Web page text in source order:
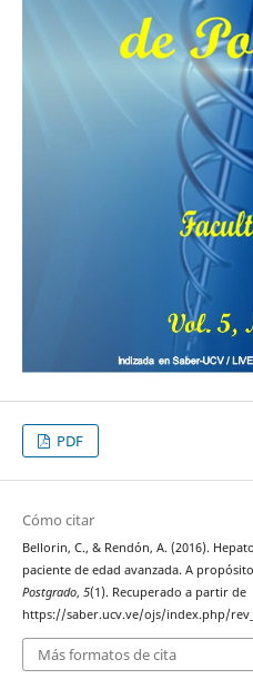
PDF
Cómo citar
Bellorin, C., & Rendón, A. (2016).
paciente de edad avanzada. A
Postgrado, 5(1). Recuperado a partir de
https://saber.ucv.ve/ojs/index.php/
Más formatos de cita